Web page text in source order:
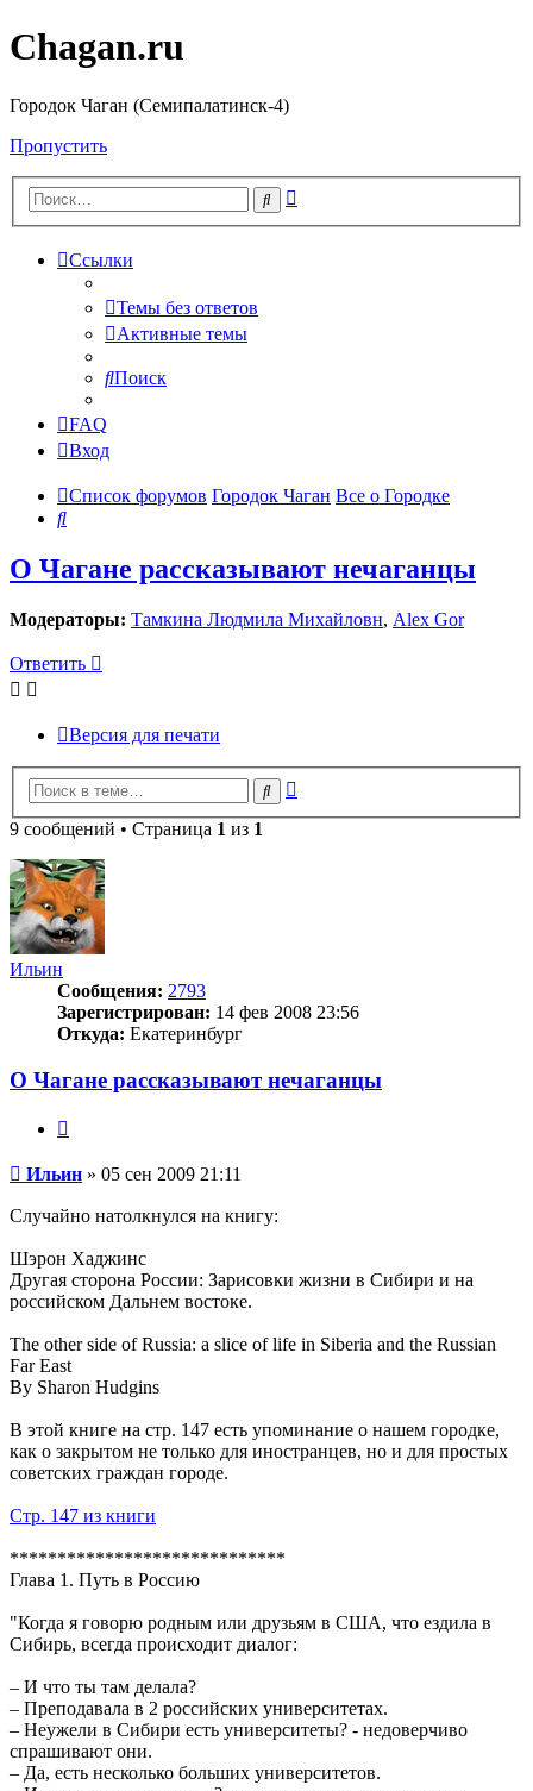
Chagan.ru
Городок Чаган (Семипалатинск-4)
Пропустить
Поиск
Ссылки
Темы без ответов
Активные темы
Поиск
FAQ
Вход
Список форумов Городок Чаган Все о Городке
Поиск
О Чагане рассказывают нечаганцы
Модераторы: Тамкина Людмила Михайловн, Alex Gor
Ответить
Версия для печати
Поиск
9 сообщений • Страница 1 из 1
Ильин
Сообщения: 2793
Зарегистрирован: 14 фев 2008 23:56
Откуда: Екатеринбург
О Чагане рассказывают нечаганцы
Сообщение
Ильин » 05 сен 2009 21:11
Случайно натолкнулся на книгу:
Шэрон Хаджинс
Другая сторона России: Зарисовки жизни в Сибири и на
российском Дальнем востоке.
The other side of Russia: a slice of life in Siberia and the Russian
Far East
By Sharon Hudgins
В этой книге на стр. 147 есть упоминание о нашем городке,
как о закрытом не только для иностранцев, но и для простых
советских граждан городе.
Стр. 147 из книги
*****************************
Глава 1. Путь в Россию
"Когда я говорю родным или друзьям в США, что ездила в
Сибирь, всегда происходит диалог:
– И что ты там делала?
– Преподавала в 2 российских университетах.
– Неужели в Сибири есть университеты? - недоверчиво
спрашивают они.
– Да, есть несколько больших университетов.